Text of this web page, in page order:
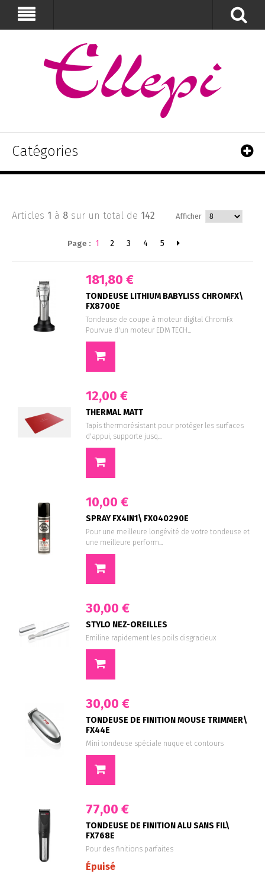
Catégories
Articles 1 à 8sur un total de 142 Afficher
Page : 1 2 3 4 5
181,80 €
TONDEUSE LITHIUM BABYLISS CHROMFX\
FX8700E
Tondeuse de coupe à moteur digital ChromFx
Pourvue d'un moteur EDM TECH...
12,00 €
THERMAL MATT
Tapis thermorésistant pour protéger les surfaces
d'appui, supporte jusq...
10,00 €
SPRAY FX4IN1\ FX040290E
Pour une meilleure longévité de votre tondeuse et
une meilleure perform...
30,00 €
STYLO NEZ-OREILLES
Emiline rapidement les poils disgracieux
30,00 €
TONDEUSE DE FINITION MOUSE TRIMMER\
FX44E
Mini tondeuse spéciale nuque et contours
77,00 €
TONDEUSE DE FINITION ALU SANS FIL\
FX768E
Pour des finitions parfaites
Épuisé